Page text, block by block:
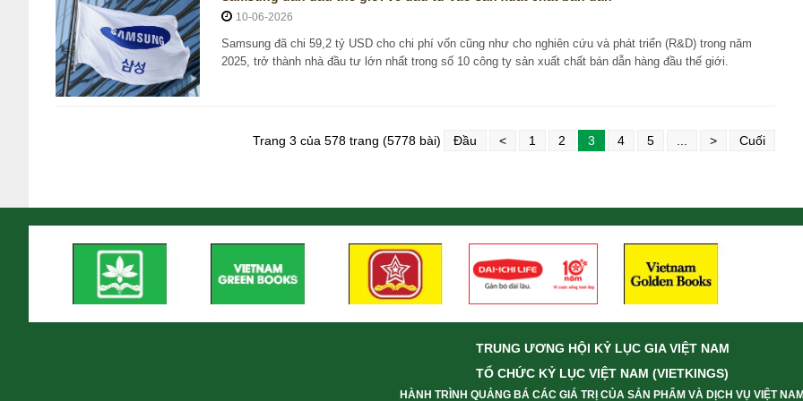
10-06-2026
Samsung đã chi 59,2 tỷ USD cho chi phí vốn cũng như cho nghiên cứu và phát triển (R&D) trong năm
2025, trở thành nhà đầu tư lớn nhất trong số 10 công ty sản xuất chất bán dẫn hàng đầu thế giới.
Trang 3 của 578 trang (5778 bài) Đầu < 1 2 3 4 5 > Cuối
TRUNG ƯƠNG HỘI KỶ LỤC GIA VIỆT NAM
TỔ CHỨC KỶ LỤC VIỆT NAM (VIETKINGS)
HÀNH TRÌNH QUẢNG BÁ CÁC GIÁ TRỊ CỦA SẢN PHẨM VÀ DỊCH VỤ VIỆT